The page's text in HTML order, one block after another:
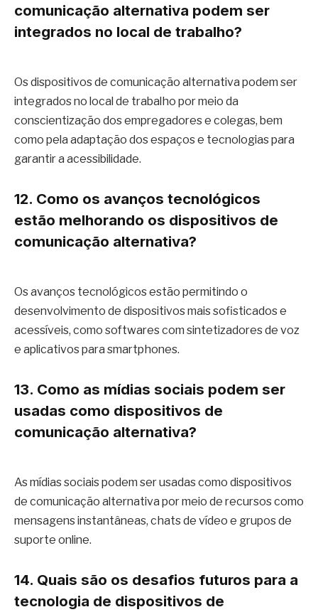
comunicação alternativa podem ser
integrados no local de trabalho?
Os dispositivos de comunicação alternativa podem ser
integrados no local de trabalho por meio da
conscientização dos empregadores e colegas, bem
como pela adaptação dos espaços e tecnologias para
garantir a acessibilidade.
12. Como os avanços tecnológicos
estão melhorando os dispositivos de
comunicação alternativa?
Os avanços tecnológicos estão permitindo o
desenvolvimento de dispositivos mais sofisticados e
acessíveis, como softwares com sintetizadores de voz
e aplicativos para smartphones.
13. Como as mídias sociais podem ser
usadas como dispositivos de
comunicação alternativa?
As mídias sociais podem ser usadas como dispositivos
de comunicação alternativa por meio de recursos como
mensagens instantâneas, chats de vídeo e grupos de
suporte online.
14. Quais são os desafios futuros para a
tecnologia de dispositivos de